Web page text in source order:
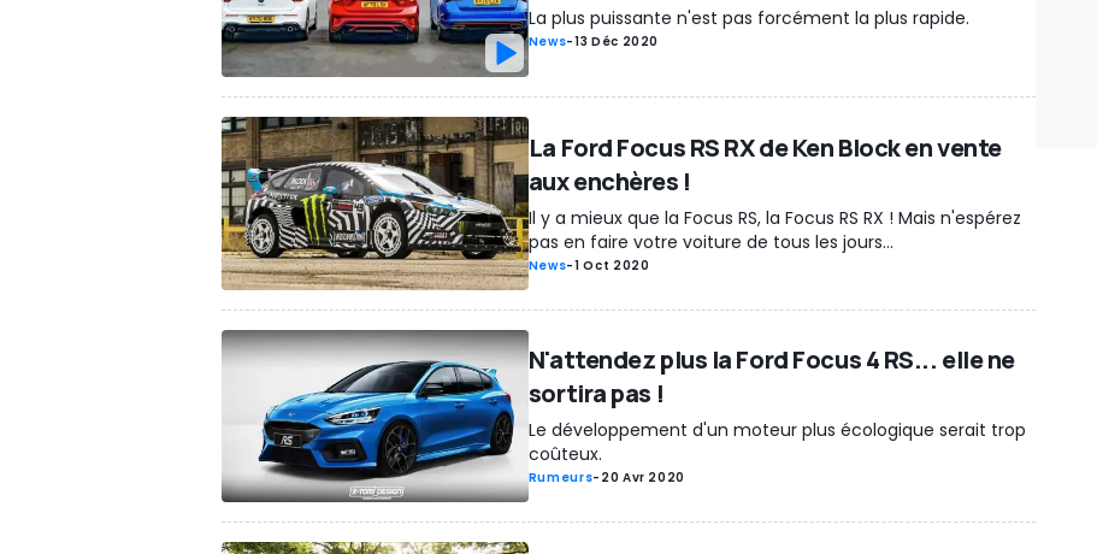
La plus puissante n'est pas forcément la plus rapide.
News-13 Déc 2020
La Ford Focus RS RX de Ken Block en vente
aux enchères !
Il y a mieux que la Focus RS, la Focus RS RX ! Mais n'espérez
pas en faire votre voiture de tous les jours...
News-1 Oct 2020
N'attendez plus la Ford Focus 4 RS... elle ne
sortira pas !
Le développement d'un moteur plus écologique serait trop
coûteux.
Rumeurs- 20 Avr 2020